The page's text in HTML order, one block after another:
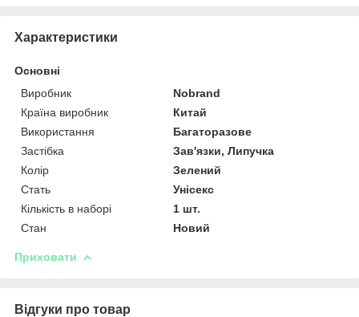
Характеристики
Основні
Виробник
Nobrand
Країна виробник
Китай
Використання
Багаторазове
Застібка
Зав'язки, Липучка
Колір
Зелений
Стать
Унісекс
Кількість в наборі
1 шт.
Стан
Новий
Приховати
Відгуки про товар